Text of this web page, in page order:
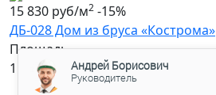
15 830 руб/м2 -15%
ДБ-028 Дом из бруса «Кострома»
Площадь
110.5 м2 Андрей Борисович
Руководитель